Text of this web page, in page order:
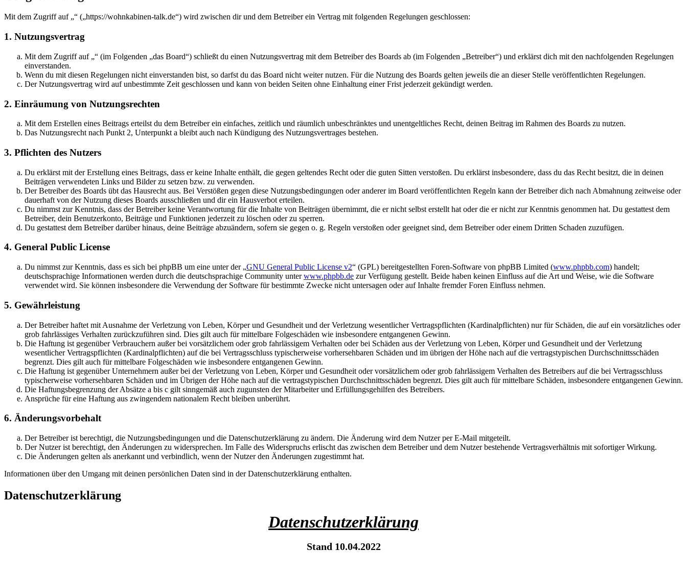
Mit dem Zugriff auf „“ („https://wohnkabinen-talk.de“) wird zwischen dir und dem Betreiber ein Vertrag mit folgenden Regelungen geschlossen:
1. Nutzungsvertrag
Mit dem Zugriff auf „“ (im Folgenden „das Board“) schließt du einen Nutzungsvertrag mit dem Betreiber des Boards ab (im Folgenden „Betreiber“) und erklärst dich mit den nachfolgenden Regelungen
einverstanden.
Wenn du mit diesen Regelungen nicht einverstanden bist, so darfst du das Board nicht weiter nutzen. Für die Nutzung des Boards gelten jeweils die an dieser Stelle veröffentlichten Regelungen.
Der Nutzungsvertrag wird auf unbestimmte Zeit geschlossen und kann von beiden Seiten ohne Einhaltung einer Frist jederzeit gekündigt werden.
2. Einräumung von Nutzungsrechten
Mit dem Erstellen eines Beitrags erteilst du dem Betreiber ein einfaches, zeitlich und räumlich unbeschränktes und unentgeltliches Recht, deinen Beitrag im Rahmen des Boards zu nutzen.
Das Nutzungsrecht nach Punkt 2, Unterpunkt a bleibt auch nach Kündigung des Nutzungsvertrages bestehen.
3. Pflichten des Nutzers
Du erklärst mit der Erstellung eines Beitrags, dass er keine Inhalte enthält, die gegen geltendes Recht oder die guten Sitten verstoßen. Du erklärst insbesondere, dass du das Recht besitzt, die in deinen
Beiträgen verwendeten Links und Bilder zu setzen bzw. zu verwenden.
Der Betreiber des Boards übt das Hausrecht aus. Bei Verstößen gegen diese Nutzungsbedingungen oder anderer im Board veröffentlichten Regeln kann der Betreiber dich nach Abmahnung zeitweise oder
dauerhaft von der Nutzung dieses Boards ausschließen und dir ein Hausverbot erteilen.
Du nimmst zur Kenntnis, dass der Betreiber keine Verantwortung für die Inhalte von Beiträgen übernimmt, die er nicht selbst erstellt hat oder die er nicht zur Kenntnis genommen hat. Du gestattest dem
Betreiber, dein Benutzerkonto, Beiträge und Funktionen jederzeit zu löschen oder zu sperren.
Du gestattest dem Betreiber darüber hinaus, deine Beiträge abzuändern, sofern sie gegen o. g. Regeln verstoßen oder geeignet sind, dem Betreiber oder einem Dritten Schaden zuzufügen.
4. General Public License
Du nimmst zur Kenntnis, dass es sich bei phpBB um eine unter der „GNU General Public License v2“ (GPL) bereitgestellten Foren-Software von phpBB Limited (www.phpbb.com) handelt;
deutschsprachige Informationen werden durch die deutschsprachige Community unterwww.phpbb.de zur Verfügung gestellt. Beide haben keinen Einfluss auf die Art und Weise, wie die Software
verwendet wird. Sie können insbesondere die Verwendung der Software für bestimmte Zwecke nicht untersagen oder auf Inhalte fremder Foren Einfluss nehmen.
5. Gewährleistung
Der Betreiber haftet mit Ausnahme der Verletzung von Leben, Körper und Gesundheit und der Verletzung wesentlicher Vertragspflichten (Kardinalpflichten) nur für Schäden, die auf ein vorsätzliches oder
grob fahrlässiges Verhalten zurückzuführen sind. Dies gilt auch für mittelbare Folgeschäden wie insbesondere entgangenen Gewinn.
Die Haftung ist gegenüber Verbrauchern außer bei vorsätzlichem oder grob fahrlässigem Verhalten oder bei Schäden aus der Verletzung von Leben, Körper und Gesundheit und der Verletzung
wesentlicher Vertragspflichten (Kardinalpflichten) auf die bei Vertragsschluss typischerweise vorhersehbaren Schäden und im übrigen der Höhe nach auf die vertragstypischen Durchschnittsschäden
begrenzt. Dies gilt auch für mittelbare Folgeschäden wie insbesondere entgangenen Gewinn.
Die Haftung ist gegenüber Unternehmern außer bei der Verletzung von Leben, Körper und Gesundheit oder vorsätzlichem oder grob fahrlässigem Verhalten des Betreibers auf die bei Vertragsschluss
typischerweise vorhersehbaren Schäden und im Übrigen der Höhe nach auf die vertragstypischen Durchschnittsschäden begrenzt. Dies gilt auch für mittelbare Schäden, insbesondere entgangenen Gewinn.
Die Haftungsbegrenzung der Absätze a bis c gilt sinngemäß auch zugunsten der Mitarbeiter und Erfüllungsgehilfen des Betreibers.
Ansprüche für eine Haftung aus zwingendem nationalem Recht bleiben unberührt.
6. Änderungsvorbehalt
Der Betreiber ist berechtigt, die Nutzungsbedingungen und die Datenschutzerklärung zu ändern. Die Änderung wird dem Nutzer per E-Mail mitgeteilt.
Der Nutzer ist berechtigt, den Änderungen zu widersprechen. Im Falle des Widerspruchs erlischt das zwischen dem Betreiber und dem Nutzer bestehende Vertragsverhältnis mit sofortiger Wirkung.
Die Änderungen gelten als anerkannt und verbindlich, wenn der Nutzer den Änderungen zugestimmt hat.
Informationen über den Umgang mit deinen persönlichen Daten sind in der Datenschutzerklärung enthalten.
Datenschutzerklärung
Datenschutzerklärung
Stand 10.04.2022